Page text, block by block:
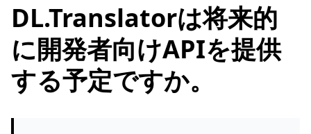
DL.Translatorは将来的
に開発者向けAPIを提供
する予定ですか。